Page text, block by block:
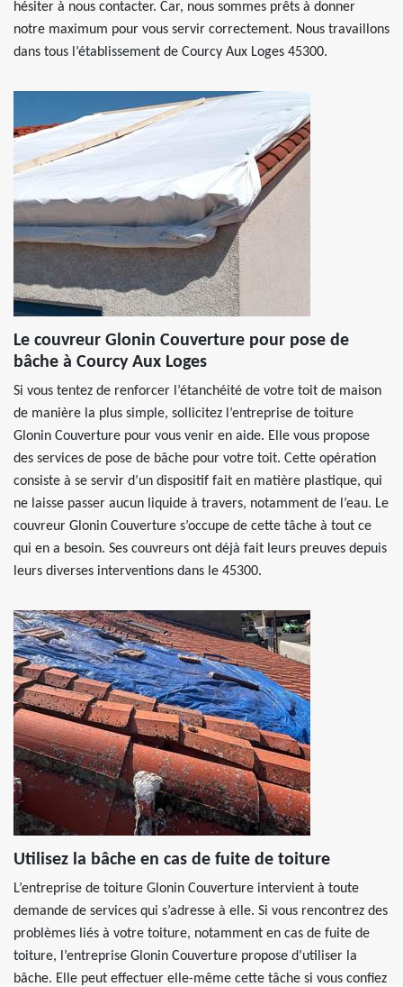
hésiter à nous contacter. Car, nous sommes prêts à donner
notre maximum pour vous servir correctement. Nous travaillons
dans tous l’établissement de Courcy Aux Loges 45300.
Le couvreur Glonin Couverture pour pose de
bâche à Courcy Aux Loges
Si vous tentez de renforcer l’étanchéité de votre toit de maison
de manière la plus simple, sollicitez l’entreprise de toiture
Glonin Couverture pour vous venir en aide. Elle vous propose
des services de pose de bâche pour votre toit. Cette opération
consiste à se servir d’un dispositif fait en matière plastique, qui
ne laisse passer aucun liquide à travers, notamment de l’eau. Le
couvreur Glonin Couverture s’occupe de cette tâche à tout ce
qui en a besoin. Ses couvreurs ont déjà fait leurs preuves depuis
leurs diverses interventions dans le 45300.
Utilisez la bâche en cas de fuite de toiture
L’entreprise de toiture Glonin Couverture intervient à toute
demande de services qui s’adresse à elle. Si vous rencontrez des
problèmes liés à votre toiture, notamment en cas de fuite de
toiture, l’entreprise Glonin Couverture propose d’utiliser la
bâche. Elle peut effectuer elle-même cette tâche si vous confiez